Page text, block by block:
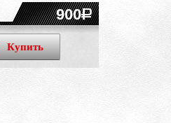
900
Купить